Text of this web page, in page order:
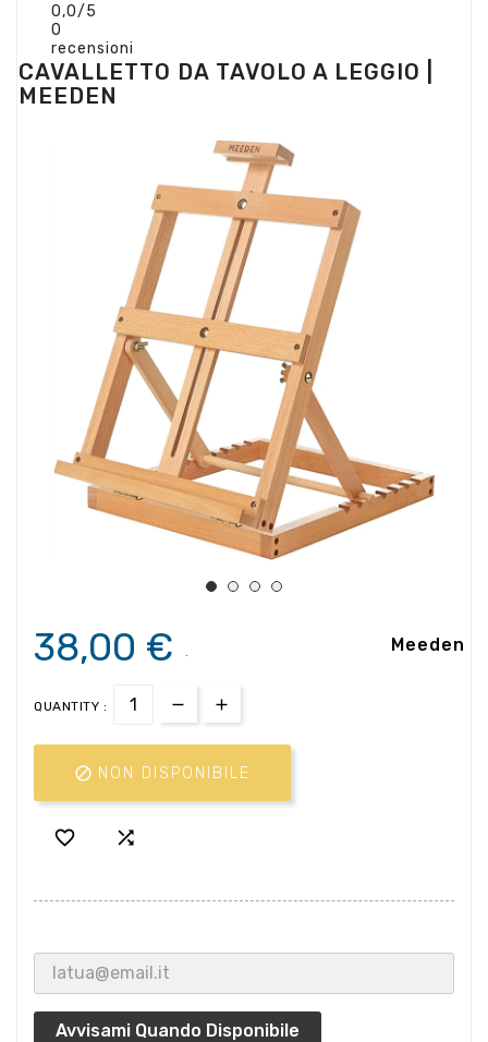
0,0/5
0
recensioni
CAVALLETTO DA TAVOLO A LEGGIO |
MEEDEN
Meeden
38,00 € .
QUANTITY :
 NON DISPONIBILE
 
Avvisami Quando Disponibile